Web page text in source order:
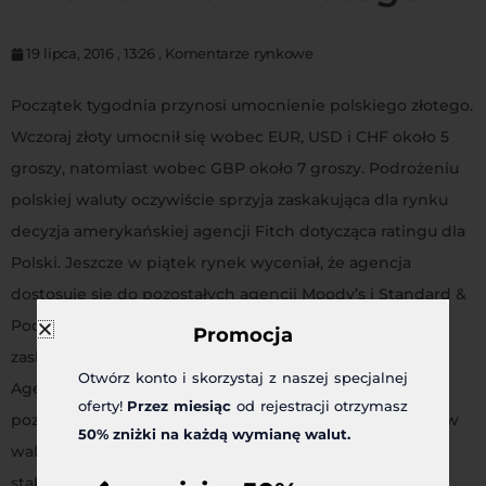
19 lipca, 2016 13:26 Komentarze rynkowe
Początek tygodnia przynosi umocnienie polskiego złotego.
Wczoraj złoty umocnił się wobec EUR, USD i CHF około 5
groszy, natomiast wobec GBP około 7 groszy. Podrożeniu
polskiej waluty oczywiście sprzyja zaskakująca dla rynku
decyzja amerykańskiej agencji Fitch dotycząca ratingu dla
Polski. Jeszcze w piątek rynek wyceniał, że agencja
dostosuje się do pozostałych agencji Moody’s i Standard &
Poor’s, które obniżyły rating dla Polski. Jednak Fitch
zaskoczył – nie zmienił ani ratingu, ani perspektywy.
Agencja utrzymała długoterminowy rating Polski na
poziomie A minus oraz A, odpowiednio dla zobowiązań w
walutach obcych i w walucie krajowej, utrzymała też
Promocja
Otwórz konto i skorzystaj z naszej specjalnej
oferty! Przez miesiąc od rejestracji otrzymasz
50% zniżki na każdą wymianę walut.